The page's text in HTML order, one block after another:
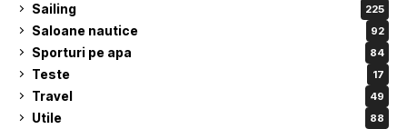
Sailing 225
Saloane nautice 92
Sporturi pe apa 84
Teste 17
Travel 49
Utile 88